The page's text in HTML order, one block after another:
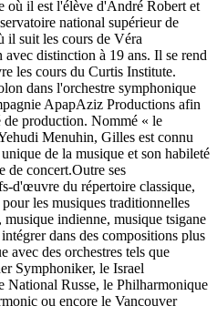
où il est l'élève d'André Robert et
national supérieur de
il suit les cours de Véra
distinction à 19 ans. Il se rend
les cours du Curtis Institute.
dans l'orchestre symphonique
ApapAziz Productions afin
de production. Nommé « le
Menuhin, Gilles est connu
de la musique et son habileté
de concert.Outre ses
d'œuvre du répertoire classique,
les musiques traditionnelles
indienne, musique tsigane
dans des compositions plus
avec des orchestres tels que
Symphoniker, le Israel
National Russe, le Philharmonique
ou encore le Vancouver